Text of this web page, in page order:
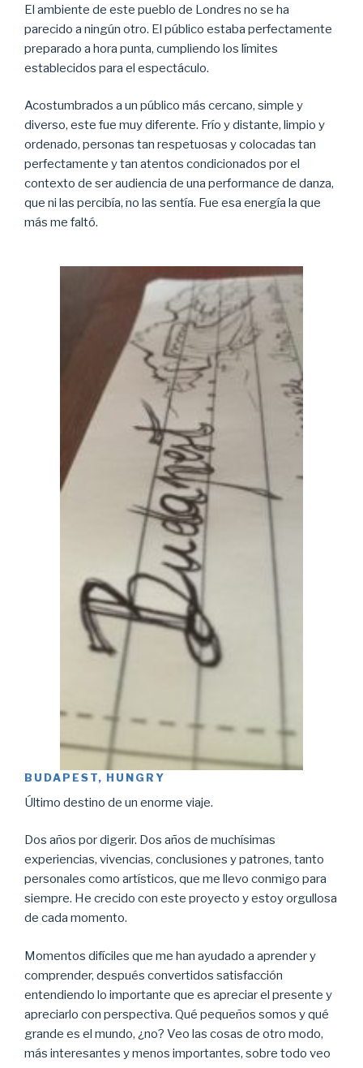
El ambiente de este pueblo de Londres no se ha
parecido a ningún otro. El público estaba perfectamente
preparado a hora punta, cumpliendo los límites
establecidos para el espectáculo.
Acostumbrados a un público más cercano, simple y
diverso, este fue muy diferente. Frío y distante, limpio y
ordenado, personas tan respetuosas y colocadas tan
perfectamente y tan atentos condicionados por el
contexto de ser audiencia de una performance de danza,
que ni las percibía, no las sentía. Fue esa energía la que
más me faltó.
BUDAPEST, HUNGRY
Último destino de un enorme viaje.
Dos años por digerir. Dos años de muchísimas
experiencias, vivencias, conclusiones y patrones, tanto
personales como artísticos, que me llevo conmigo para
siempre. He crecido con este proyecto y estoy orgullosa
de cada momento.
Momentos difíciles que me han ayudado a aprender y
comprender, después convertidos satisfacción
entendiendo lo importante que es apreciar el presente y
apreciarlo con perspectiva. Qué pequeños somos y qué
grande es el mundo, ¿no? Veo las cosas de otro modo,
más interesantes y menos importantes, sobre todo veo